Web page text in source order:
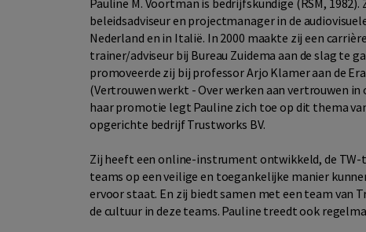
Pauline M. Voortman is bedrijfskundige (RSM, 1982).
beleidsadviseur en projectmanager in de
Nederland en in Italië. In 2000 maakte zij een
trainer/adviseur bij Bureau Zuidema aan de slag te
promoveerde zij bij professor Arjo Klamer aan de
(Vertrouwen werkt - Over werken aan vertrouwen in
haar promotie legt Pauline zich toe op dit thema
opgerichte bedrijf Trustworks BV.
Zij heeft een online-instrument ontwikkeld, de TW-
teams op een veilige en toegankelijke manier
ervoor staat. En zij biedt samen met een team van
de cultuur in deze teams. Pauline treedt ook